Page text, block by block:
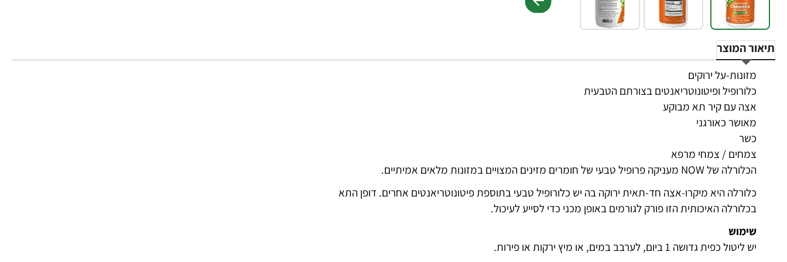
תיאור המוצר
מזונות-על ירוקים
כלורופיל ופיטונוטריאנטים בצורתם הטבעית
אצה עם קיר תא מבוקע
מאושר כאורגני
כשר
צמחים / צמחי מרפא
הכלורלה של NOW מעניקה פרופיל טבעי של חומרים מזינים המצויים במזונות מלאים אמיתיים.
כלורלה היא מיקרו-אצה חד-תאית ירוקה בה יש כלורופיל טבעי בתוספת פיטונוטריאנטים אחרים. דופן התא
בכלורלה האיכותית הזו פורק לגורמים באופן מכני כדי לסייע לעיכול.
שימוש
יש ליטול כפית גדושה 1 ביום, לערבב במים, או מיץ ירקות או פירות.